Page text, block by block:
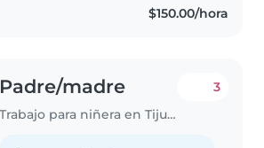
$150.00/hora
Padre/madre
Trabajo para niñera en Tijuana
3